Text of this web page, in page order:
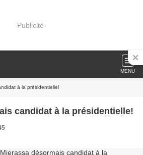
Publicité
MENU
à la présidentielle!
candidat à la présidentielle!